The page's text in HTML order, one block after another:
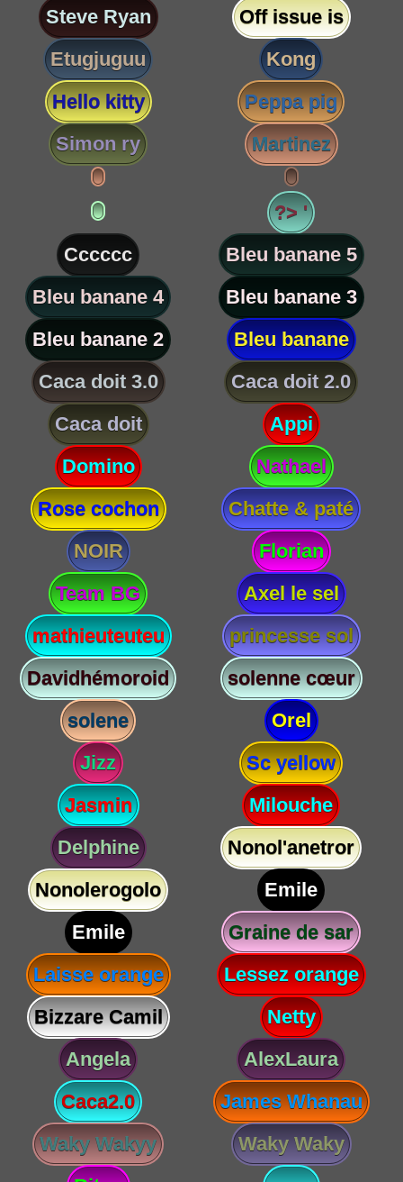
Steve Ryan
Off issue is
Etugjuguu
Kong
Hello kitty
Peppa pig
Simon ry
Martinez
?> '
Cccccc
Bleu banane 5
Bleu banane 4
Bleu banane 3
Bleu banane 2
Bleu banane
Caca doit 3.0
Caca doit 2.0
Caca doit
Appi
Domino
Nathael
Rose cochon
Chatte & paté
NOIR
Florian
Team BG
Axel le sel
mathieuteuteu
princesse sol
Davidhémoroid
solenne cœur
solene
Orel
Jizz
Sc yellow
Jasmin
Milouche
Delphine
Nonol'anetror
Nonolerogolo
Emile
Emile
Graine de sar
Laisse orange
Lessez orange
Bizzare Camil
Netty
Angela
AlexLaura
Caca2.0
James Whanau
Waky Wakyy
Waky Waky